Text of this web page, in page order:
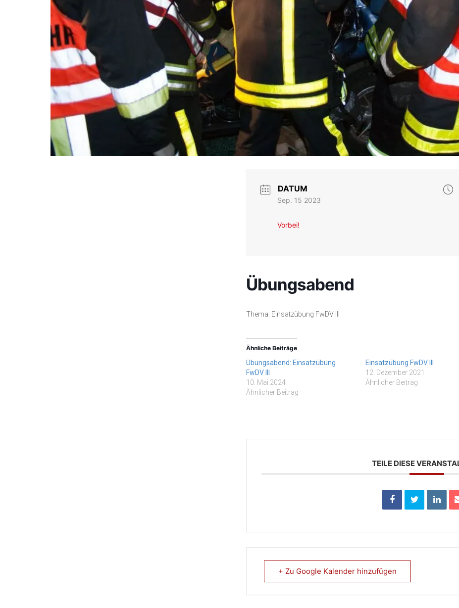
DATUM
Sep. 15 2023
Vorbei!
Übungsabend
Thema: Einsatzübung FwDV III
Ähnliche Beiträge
Übungsabend: Einsatzübung
FwDV III
10. Mai 2024
Ähnlicher Beitrag
Einsatzübung FwDV III
12. Dezember 2021
Ähnlicher Beitrag
TEILE DIESE
+ Zu Google Kalender hinzufügen